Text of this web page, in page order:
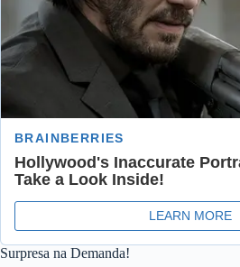
Surpresa na Demanda!